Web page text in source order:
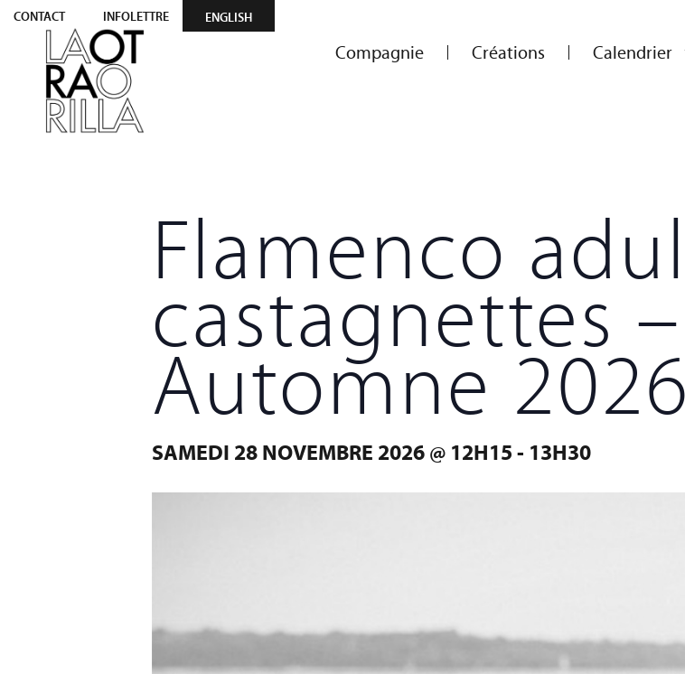
CONTACT INFOLETTRE ENGLISH
Compagnie Créations Calendrier
Flamenco
castagnettes
Automne 2026
SAMEDI 28 NOVEMBRE 2026 @ 12H15 - 13H30